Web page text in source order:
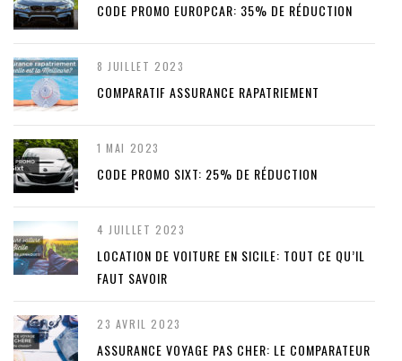
CODE PROMO EUROPCAR: 35% DE RÉDUCTION
8 JUILLET 2023
COMPARATIF ASSURANCE RAPATRIEMENT
1 MAI 2023
CODE PROMO SIXT: 25% DE RÉDUCTION
4 JUILLET 2023
LOCATION DE VOITURE EN SICILE: TOUT CE QU’IL
FAUT SAVOIR
23 AVRIL 2023
ASSURANCE VOYAGE PAS CHER: LE COMPARATEUR